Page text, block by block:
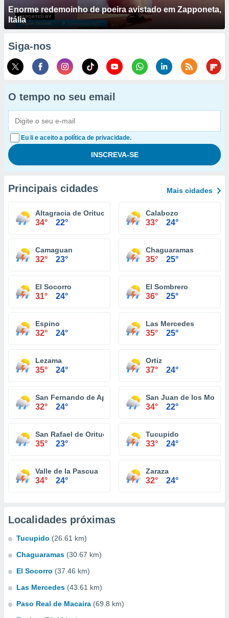
Enorme redemoinho de poeira avistado em Zapponeta,
Itália
Siga-nos
O tempo no seu email
Eu li e aceito a política de privacidade.
Principais cidades Mais cidades
Altagracia de Orituco
34° 22°
Calabozo
33° 24°
Camaguan
32° 23°
Chaguaramas
35° 25°
El Socorro
31° 24°
El Sombrero
36° 25°
Espino
32° 24°
Las Mercedes
35° 25°
Lezama
35° 24°
Ortiz
37° 24°
San Fernando de Apure
32° 24°
San Juan de los Morros
34° 22°
San Rafael de Orituco
35° 23°
Tucupido
33° 24°
Valle de la Pascua
34° 24°
Zaraza
32° 24°
Localidades próximas
Tucupido (26.61 km)
Chaguaramas (30.67 km)
El Socorro (37.46 km)
Las Mercedes (43.61 km)
Paso Real de Macaira (69.8 km)